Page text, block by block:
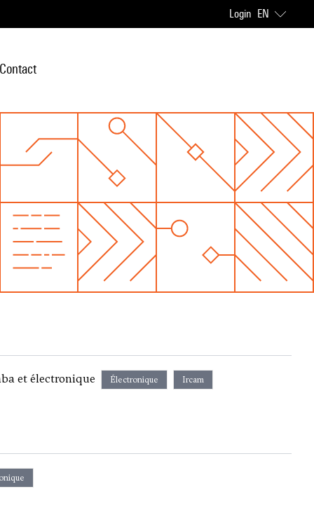
Login EN
Contact
et électronique Électronique Ircam